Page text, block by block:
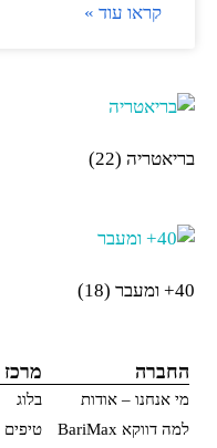
קראו עוד »
בריאטריה
40+ ומעבר (18)
החברה
מי אנחנו – אודות
למה דווקא BariMax
מרכז
בלוג
טיפים